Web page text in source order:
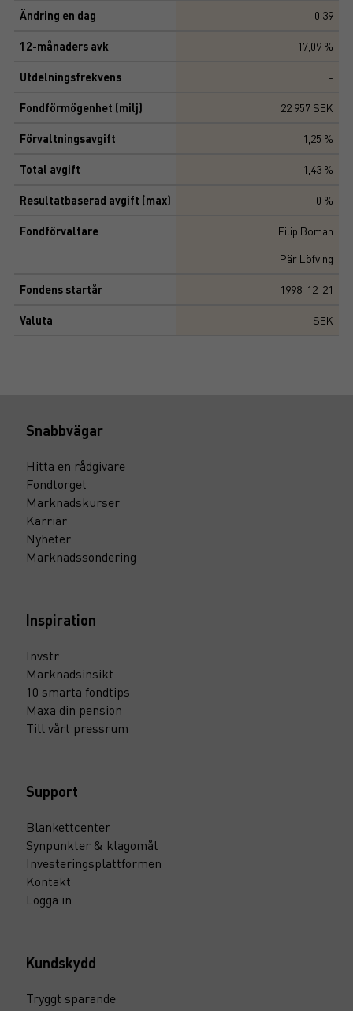
Ändring en dag 0,39
12-månaders avk 17,09 %
Utdelningsfrekvens -
Fondförmögenhet (milj) 22 957 SEK
Förvaltningsavgift 1,25 %
Total avgift 1,43 %
Resultatbaserad avgift (max) 0 %
Fondförvaltare
Filip Boman
Pär Löfving
Fondens startår 1998-12-21
Valuta SEK
Snabbvägar
Hitta en rådgivare
Fondtorget
Marknadskurser
Karriär
Nyheter
Marknadssondering
Inspiration
Invstr
Marknadsinsikt
10 smarta fondtips
Maxa din pension
Till vårt pressrum
Support
Blankettcenter
Synpunkter & klagomål
Investeringsplattformen
Kontakt
Logga in
Kundskydd
Tryggt sparande